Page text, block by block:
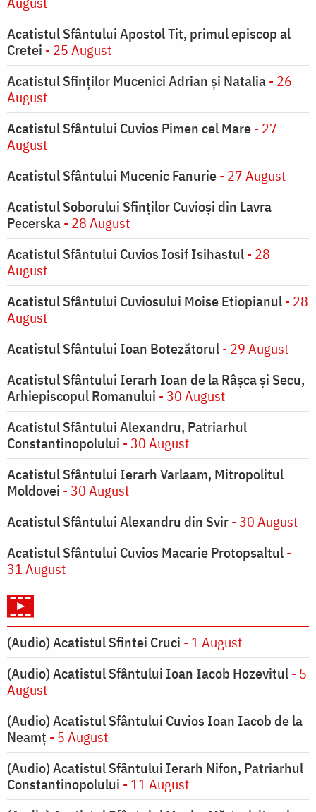
Acatistul Sfântului Apostol Tit, primul episcop al
Cretei - 25 August
Acatistul Sfinților Mucenici Adrian și Natalia- 26
August
Acatistul Sfântului Cuvios Pimen cel Mare- 27
August
Acatistul Sfântului Mucenic Fanurie- 27 August
Acatistul Soborului Sfinților Cuvioși din Lavra
Pecerska- 28 August
Acatistul Sfântului Cuvios Iosif Isihastul- 28
August
Acatistul Sfântului Cuviosului Moise Etiopianul- 28
August
Acatistul Sfântului Ioan Botezătorul- 29 August
Acatistul Sfântului Ierarh Ioan de la Râşca şi Secu,
Arhiepiscopul Romanului - 30 August
Acatistul Sfântului Alexandru, Patriarhul
Constantinopolului - 30 August
Acatistul Sfântului Ierarh Varlaam, Mitropolitul
Moldovei - 30 August
Acatistul Sfântului Alexandru din Svir- 30 August
Acatistul Sfântului Cuvios Macarie Protopsaltul-
31 August
(Audio) Acatistul Sfintei Cruci - 1 August
(Audio) Acatistul Sfântului Ioan Iacob Hozevitul- 5
August
(Audio) Acatistul Sfântului Cuvios Ioan Iacob de la
Neamț - 5 August
(Audio) Acatistul Sfântului Ierarh Nifon, Patriarhul
Constantinopolului - 11 August